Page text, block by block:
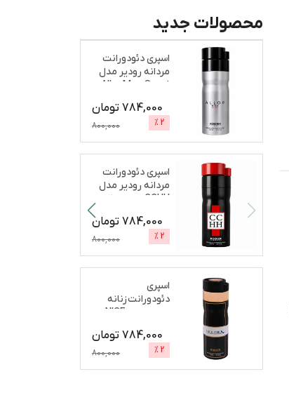
محصولات جدید
اسپری دئودورانت
مردانه رودیر مدل
Allor Men Sport
784,000 تومان
2
%
800,000
اسپری دئودورانت
مردانه رودیر مدل
CCHH حجم 200
784,000 تومان
2
%
800,000
اسپری
دئودورانت زنانه
رودیر مدل NICE
784,000 تومان
2
%
800,000